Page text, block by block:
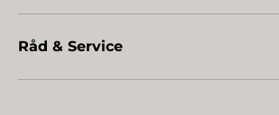
Råd & Service